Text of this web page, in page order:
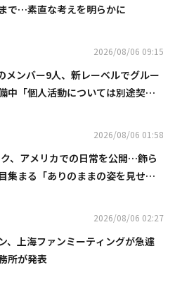
で…素直な考えを明らかに
2026/08/06 09:15
メンバー9人、新レーベルでグルー
中「個人活動については別途契約
2026/08/06 01:58
、アメリカでの日常を公開…飾ら
集まる「ありのままの姿を見せた
2026/08/06 02:27
、上海ファンミーティングが急遽
所が発表